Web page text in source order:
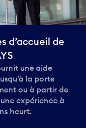
d’accueil de
une aide
la porte
ou à partir de
expérience à
heurt.